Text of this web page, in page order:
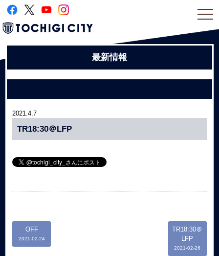
最新情報
2021.4.7
TR18:30＠LFP
OFF
2021-02-24
TR18:30＠
LFP
2021-02-26